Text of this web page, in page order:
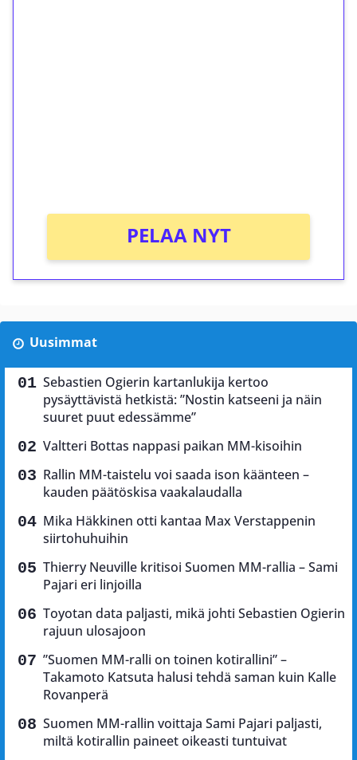
PELAA NYT
Uusimmat
Sebastien Ogierin kartanlukija kertoo
pysäyttävistä hetkistä: ”Nostin katseeni ja näin
suuret puut edessämme”
Valtteri Bottas nappasi paikan MM-kisoihin
Rallin MM-taistelu voi saada ison käänteen –
kauden päätöskisa vaakalaudalla
Mika Häkkinen otti kantaa Max Verstappenin
siirtohuhuihin
Thierry Neuville kritisoi Suomen MM-rallia – Sami
Pajari eri linjoilla
Toyotan data paljasti, mikä johti Sebastien Ogierin
rajuun ulosajoon
”Suomen MM-ralli on toinen kotirallini” –
Takamoto Katsuta halusi tehdä saman kuin Kalle
Rovanperä
Suomen MM-rallin voittaja Sami Pajari paljasti,
miltä kotirallin paineet oikeasti tuntuivat